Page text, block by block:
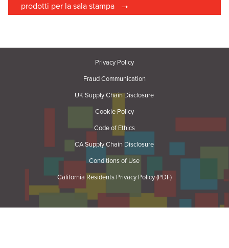
prodotti per la sala stampa
Privacy Policy
Fraud Communication
UK Supply Chain Disclosure
Cookie Policy
Code of Ethics
CA Supply Chain Disclosure
Conditions of Use
California Residents Privacy Policy (PDF)